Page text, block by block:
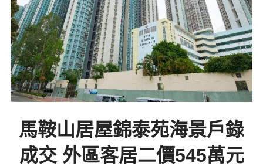
馬鞍山居屋錦泰苑海景戶錄
成交 外區客居二價545萬元